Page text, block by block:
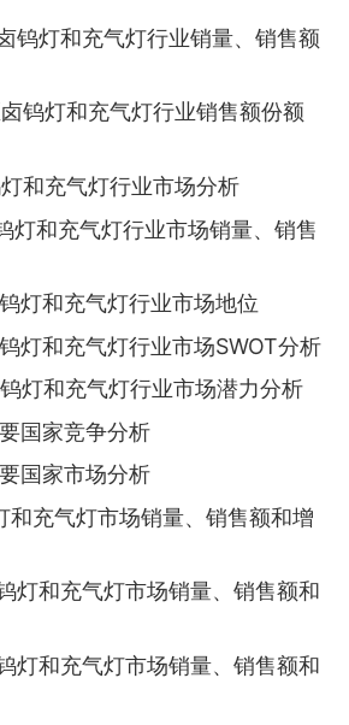
钨灯和充气灯行业销量、销售额
钨灯和充气灯行业销售额份额
和充气灯行业市场分析
灯和充气灯行业市场销量、销售
灯和充气灯行业市场地位
灯和充气灯行业市场SWOT分析
灯和充气灯行业市场潜力分析
国家竞争分析
国家市场分析
和充气灯市场销量、销售额和增
灯和充气灯市场销量、销售额和
灯和充气灯市场销量、销售额和